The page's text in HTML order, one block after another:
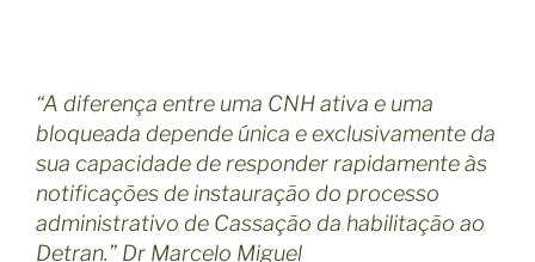
“A diferença entre uma CNH ativa e uma
bloqueada depende única e exclusivamente da
sua capacidade de responder rapidamente às
notificações de instauração do processo
administrativo de Cassação da habilitação ao
Detran.” Dr Marcelo Miguel